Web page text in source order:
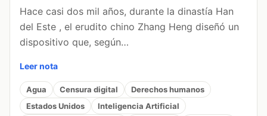
Hace casi dos mil años, durante la dinastía Han
del Este , el erudito chino Zhang Heng diseñó un
dispositivo que, según…
Leer nota
Agua Censura digital
Derechos humanos
Estados Unidos
Inteligencia Artificial